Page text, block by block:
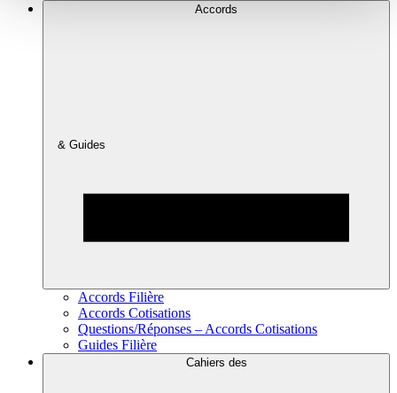
Accords
& Guides
Accords Filière
Accords Cotisations
Questions/Réponses – Accords Cotisations
Guides Filière
Cahiers des